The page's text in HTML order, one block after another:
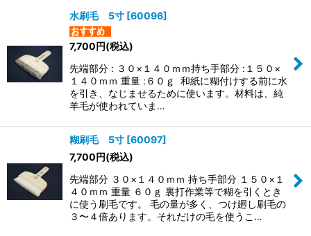
絞り込む
水刷毛 5寸 [60096]
7,700円(税込)
先端部分 : ３０×１４０ｍｍ持ち手部分 :１５０×
１４０ｍｍ 重量 :６０ｇ 和紙に糊付けする前に水
を引き、なじませるために使います。材料は、純
羊毛が使われていま…
糊刷毛 5寸 [60097]
7,700円(税込)
先端部分 ３０×１４０ｍｍ 持ち手部分 １５０×１
４０ｍｍ 重量 ６０ｇ 裏打作業等で糊を引くとき
に使う刷毛です。 毛の量が多く、つけ廻し刷毛の
３〜４倍あります。それだけの毛を使うこ…